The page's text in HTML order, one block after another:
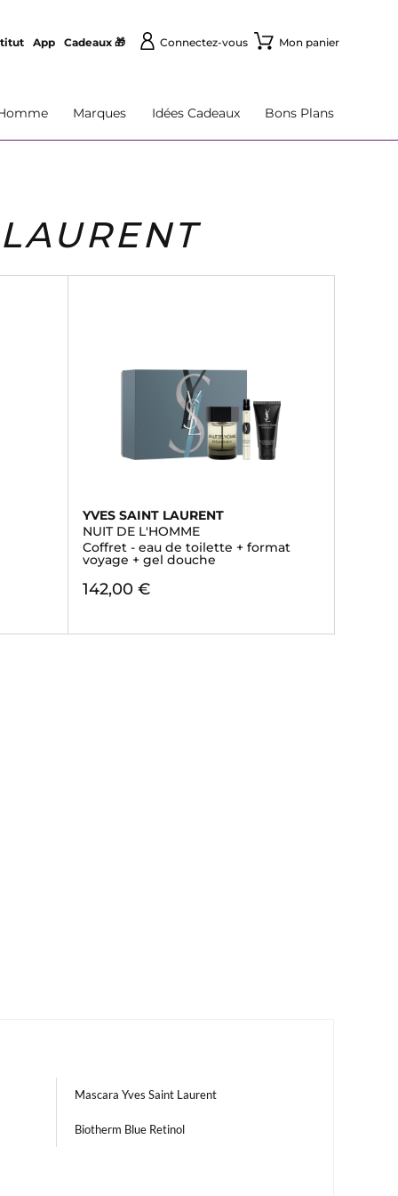
App Cadeaux 🎁 Connectez-vous Mon panier
Marques Idées Cadeaux Bons Plans
YVES SAINT LAURENT
NUIT DE L'HOMME
Coffret - eau de toilette + format
voyage + gel douche
142,00 €
Mascara Yves Saint Laurent
Biotherm Blue Retinol